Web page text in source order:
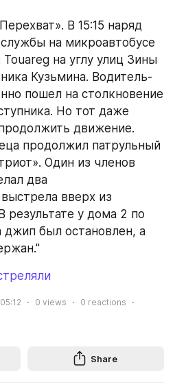
В 15:15 наряд
на микроавтобусе
на углу улиц Зины
Кузьмина. Водитель-
пошел на столкновение
Но тот даже
движение.
продолжил патрульный
Один из членов
два
вверх из
результате у дома 2 по
джип был остановлен, а
0 views 0 reactions
Share